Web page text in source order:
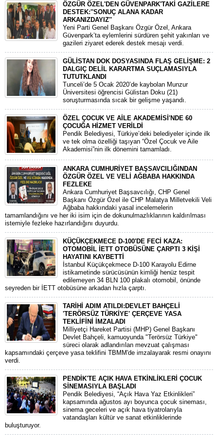
ÖZGÜR ÖZEL'DEN GÜVENPARK'TAKİ GAZİLERE
DESTEK:''SONUÇ ALANA KADAR
ARKANIZDAYIZ''
​Yeni Parti Genel Başkanı Özgür Özel, Ankara
Güvenpark’ta eylemlerini sürdüren şehit yakınları ve
gazileri ziyaret ederek destek mesajı verdi.
GÜLİSTAN DOK DOSYASINDA FLAŞ GELİŞME: 2
DALGIÇ DELİL KARARTMA SUÇLAMASIYLA
TUTUTKLANDI
​Tunceli’de 5 Ocak 2020’de kaybolan Munzur
Üniversitesi öğrencisi Gülistan Doku (21)
soruşturmasında sıcak bir gelişme yaşandı.
ÖZEL ÇOCUK VE AİLE AKADEMİSİ'NDE 60
ÇOCUĞA HİZMET VERİLDİ
Pendik Belediyesi, Türkiye’deki belediyeler içinde ilk
ve tek olma özelliği taşıyan “Özel Çocuk ve Aile
Akademisi”nin ilk dönemini tamamladı.
ANKARA CUMHURİYET BAŞSAVCILIĞINDAN
ÖZGÜR ÖZEL VE VELİ AĞBABA HAKKINDA
FEZLEKE
​Ankara Cumhuriyet Başsavcılığı, CHP Genel
Başkanı Özgür Özel ile CHP Malatya Milletvekili Veli
Ağbaba hakkındaki yasal incelemelerin
tamamlandığını ve her iki isim için de dokunulmazlıklarının kaldırılması
istemiyle fezleke hazırlandığını duyurdu.
KÜÇÜKÇEKMECE D-100'DE FECİ KAZA:
OTOMOBİL İETT OTOBÜSÜNE ÇARPTI 3 KİŞİ
HAYATINI KAYBETTİ
​İstanbul Küçükçekmece D-100 Karayolu Edirne
istikametinde sürücüsünün kimliği henüz tespit
edilemeyen 34 BLN 100 plakalı otomobil, önünde
seyreden bir İETT otobüsüne arkadan hızla çarptı.
TARİHİ ADIM ATILDI:DEVLET BAHÇELİ
'TERÖRSÜZ TÜRKİYE' ÇERÇEVE YASA
TEKLİFİNİ İMZALADI
​Milliyetçi Hareket Partisi (MHP) Genel Başkanı
Devlet Bahçeli, kamuoyunda "Terörsüz Türkiye"
süreci olarak adlandırılan mevzuat çalışması
kapsamındaki çerçeve yasa teklifini TBMM'de imzalayarak resmi onayını
verdi.
PENDİK'TE AÇIK HAVA ETKİNLİKLERİ ÇOCUK
SİNEMASIYLA BAŞLADI
Pendik Belediyesi, “Açık Hava Yaz Etkinlikleri”
kapsamında ağustos ayı boyunca çocuk sineması,
sinema geceleri ve açık hava tiyatrolarıyla
vatandaşları kültür ve sanat etkinliklerinde
buluşturuyor.